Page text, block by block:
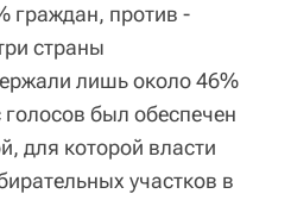
граждан, против -
страны
лишь около 46%
был обеспечен
для которой власти
участков в